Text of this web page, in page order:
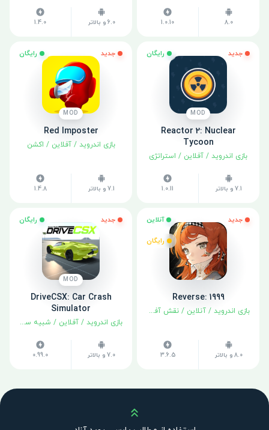
8.0
1.0.10 6.0 و بالاتر 1.4.0
جدید رایگان
MOD
Reactor 2: Nuclear
Tycoon
بازی اندروید / آفلاین / استراتژی
7.1 و بالاتر 1.0.11
جدید رایگان
MOD
Red Imposter
بازی اندروید /آفلاین / اکشن
7.1 و بالاتر 1.4.8
جدید آنلاین
رایگان
Reverse: 1999
بازی اندروید / آنلاین / نقش آفرینی
8.0 و بالاتر 3.6.5
جدید رایگان
MOD
DriveCSX: Car Crash
Simulator
بازی اندروید / آفلاین / شبیه سازی
7.0 و بالاتر 0.99.0
بالا